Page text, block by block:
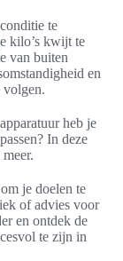
te
kilo’s kwijt te
van buiten
en
heb je
In deze
je doelen te
of advies voor
en ontdek de
te zijn in